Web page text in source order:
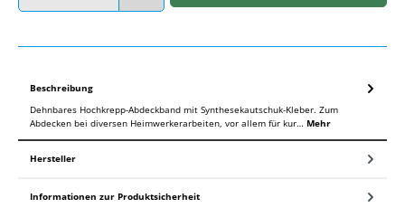
Beschreibung
Dehnbares Hochkrepp-Abdeckband mit Synthesekautschuk-Kleber. Zum
Abdecken bei diversen Heimwerkerarbeiten, vor allem für kur… Mehr
Hersteller
Informationen zur Produktsicherheit